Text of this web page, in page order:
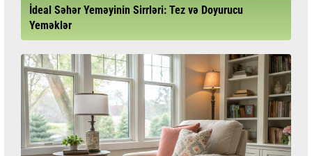
İdeal Səhər Yeməyinin Sirrləri: Tez və Doyurucu
Yeməklər